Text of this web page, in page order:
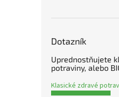
Dotazník
Uprednostňujete
potraviny, alebo
Klasické zdravé